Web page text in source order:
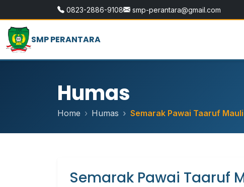
0823-2886-9108 smp-perantara@gmail.com
SMP PERANTARA
Humas
Home Humas Semarak Pawai Taaruf
Semarak Pawai Taaruf